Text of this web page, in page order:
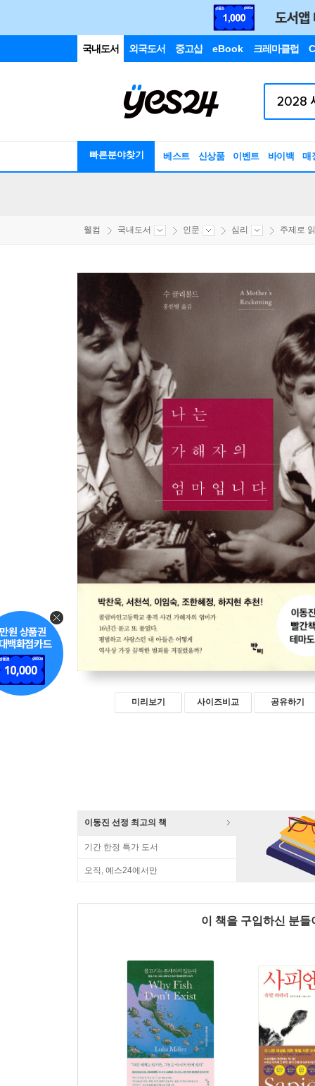
국내도서 외국도서 중고샵 eBook 크레마클럽
빠른분야찾기 베스트 신상품 이벤트 바이백 매
웰컴 국내도서 인문 심리 주제로
미리보기 사이즈비교 공유하기
이동진 선정 최고의 책
기간 한정 특가 도서
오직, 예스24에서만
이 책을 구입하신 분